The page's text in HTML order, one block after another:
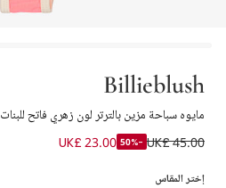
Billieblush
مايوه سباحة مزين بالترتر لون زهري فاتح للبنات
UK£ 45.00
-50%
UK£ 23.00
إختر المقاس